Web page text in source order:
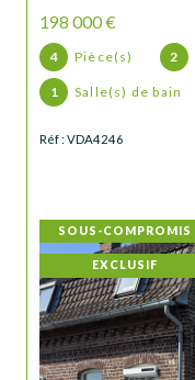
198 000 €
4 Pièce(s) 2
1 Salle(s) de bain
Réf : VDA4246
SOUS-COMPROMIS
EXCLUSIF